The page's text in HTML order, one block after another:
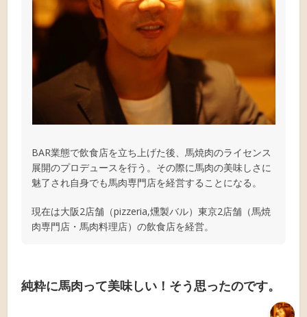
BAR業態で飲食店を立ち上げた後、馬焼肉のライセンス
展開のプロデュースを行う。その際に馬肉の美味しさに
魅了され自身でも馬肉専門店を経営することになる。
現在は大阪2店舗（pizzeria,燻製バル）東京2店舗（馬焼
肉専門店・馬肉料理店）の飲食店を経営。
純粋に馬肉って美味しい！そう思ったのです。